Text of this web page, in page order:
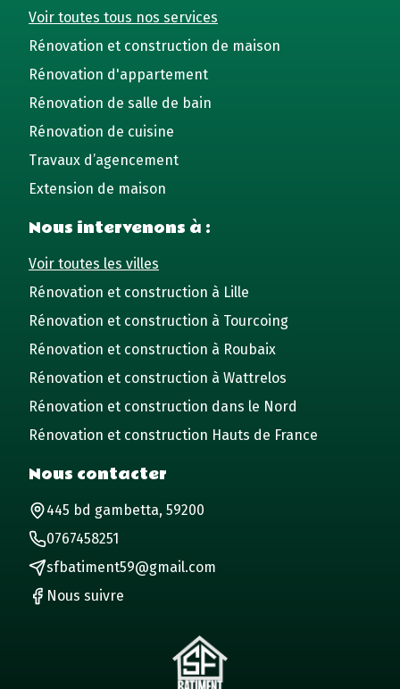
Voir toutes tous nos services
Rénovation et construction de maison
Rénovation d'appartement
Rénovation de salle de bain
Rénovation de cuisine
Travaux d’agencement
Extension de maison
Nous intervenons à :
Voir toutes les villes
Rénovation et construction à Lille
Rénovation et construction à Tourcoing
Rénovation et construction à Roubaix
Rénovation et construction à Wattrelos
Rénovation et construction dans le Nord
Rénovation et construction Hauts de France
Nous contacter
445 bd gambetta, 59200
0767458251
sfbatiment59@gmail.com
Nous suivre